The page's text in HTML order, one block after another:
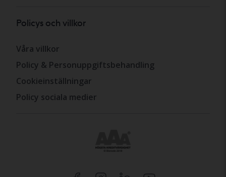
Policys och villkor
Våra villkor
Policy & Personuppgiftsbehandling
Cookieinställningar
Policy sociala medier